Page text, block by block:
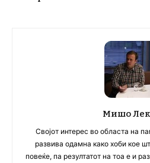
Мишо
Својот интерес во областа на
развива одамна како хоби кое
повеќе, па резултатот на тоа е и